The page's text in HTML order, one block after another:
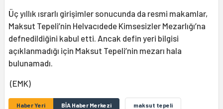
Üç yıllık ısrarlı girişimler sonucunda da resmi makamlar,
Maksut Tepeli’nin Helvacıdede Kimsesizler Mezarlığı’na
defnedildiğini kabul etti. Ancak defin yeri bilgisi
açıklanmadığı için Maksut Tepeli’nin mezarı hala
bulunamadı.
(EMK)
Haber Yeri BİA Haber Merkezi maksut tepeli